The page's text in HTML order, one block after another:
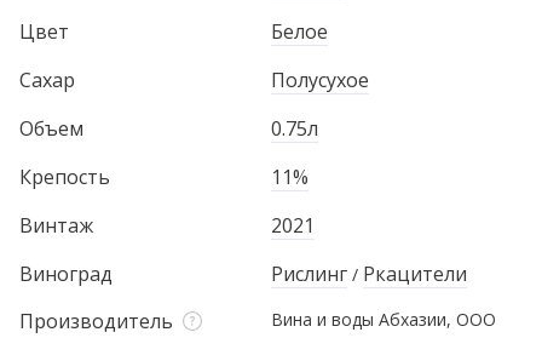
Цвет
Белое
Сахар
Полусухое
Объем
0.75л
Крепость
11%
Винтаж
2021
Виноград
Рислинг / Ркацители
Производитель
Вина и воды Абхазии, ООО